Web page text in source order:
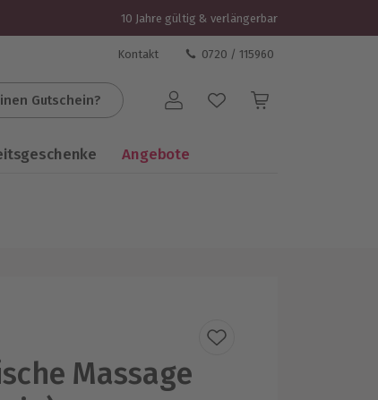
10 Jahre gültig & verlängerbar
Kontakt 0720 / 115960
Gutschein? Benutzerkonto
Angebote
Massage